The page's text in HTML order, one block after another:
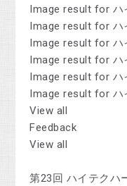
Image result for ハ
Image result for ハ
Image result for ハ
Image result for ハ
Image result for ハ
Image result for ハ
View all
Feedback
View all
第23回 ハイテクハ